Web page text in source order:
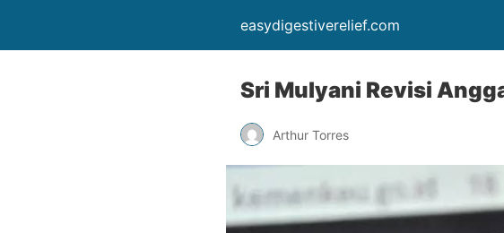
easydigestiverelief.com
Sri Mulyani Revisi
Arthur Torres